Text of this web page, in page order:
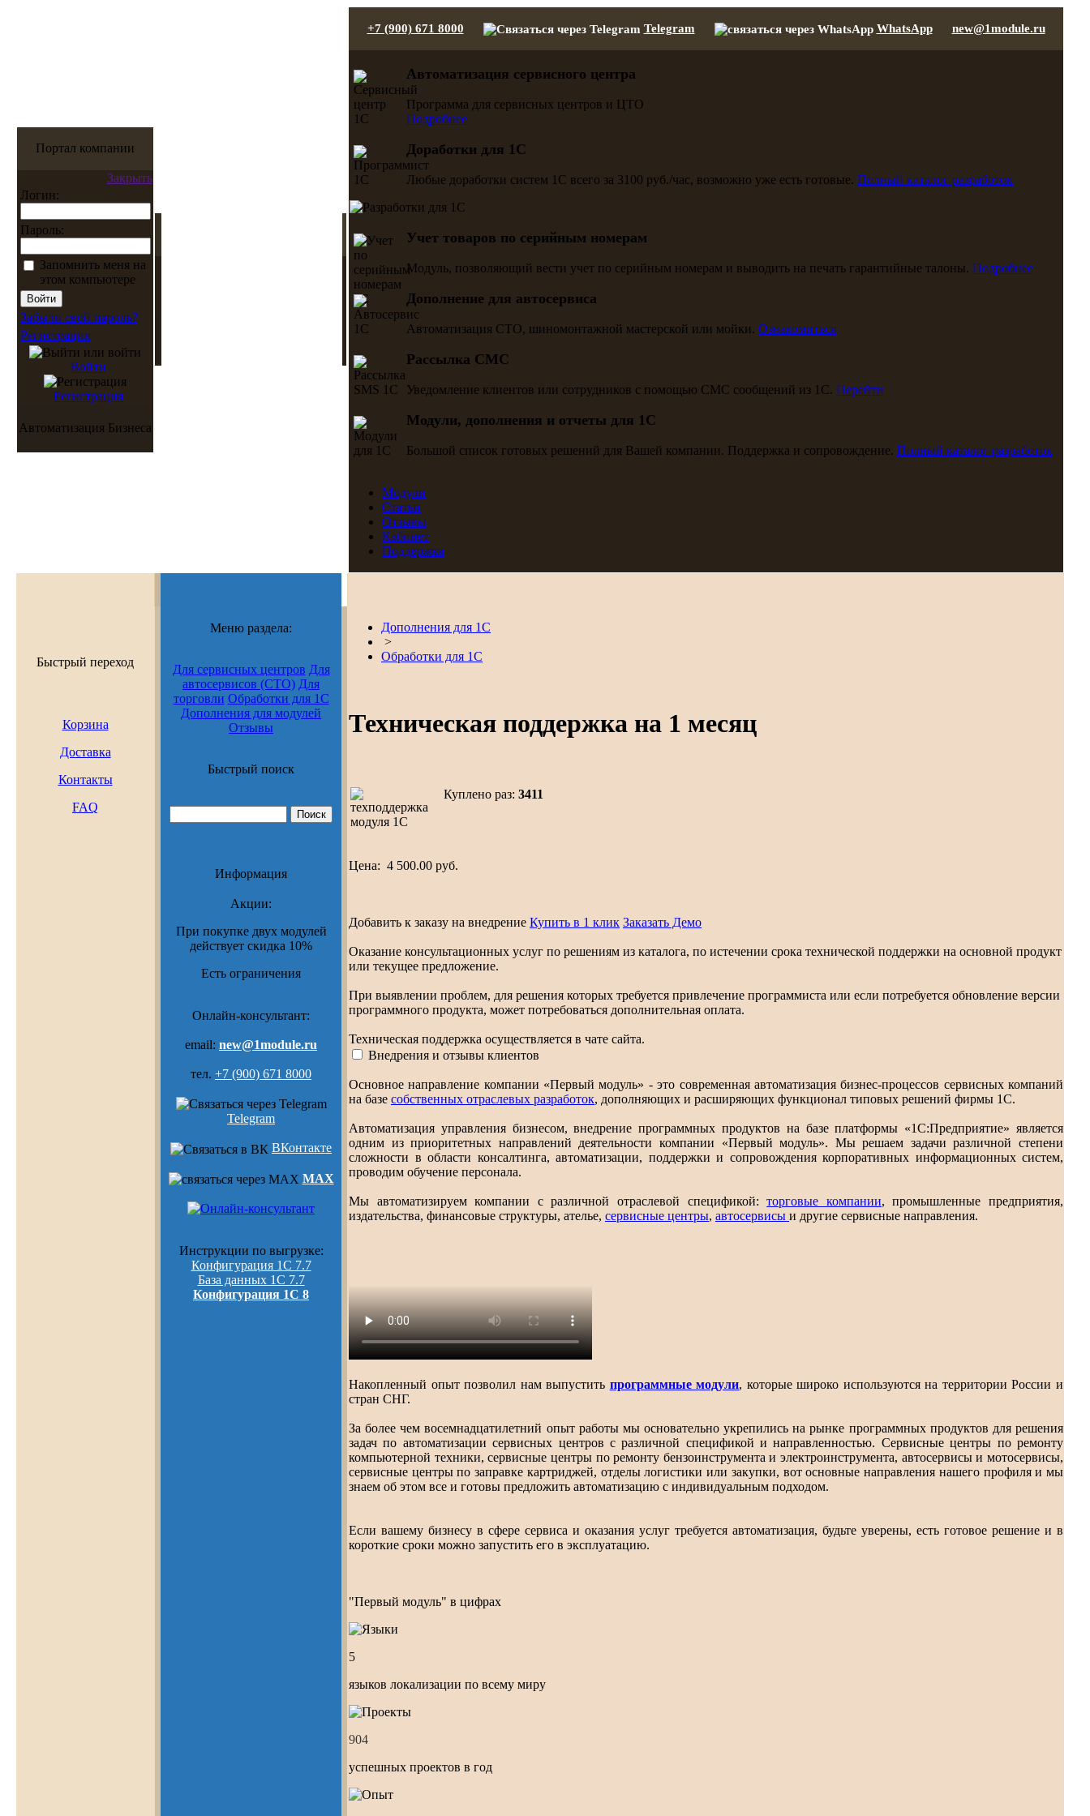
Портал компании
Закрыть
Логин:
Пароль:
Запомнить меня на
этом компьютере
Забыли свой пароль?
Регистрация
Войти
Регистрация
Автоматизация Бизнеса
+7 (900) 671 8000 Telegram WhatsApp new@1module.ru
Автоматизация сервисного центра
Программа для сервисных центров и ЦТО
Подробнее
Доработки для 1С
Любые доработки систем 1С всего за 3100 руб./час, возможно уже есть готовые. Полный каталог разработок
Учет товаров по серийным номерам
Модуль, позволяющий вести учет по серийным номерам и выводить на печать гарантийные талоны. Подробнее
Дополнение для автосервиса
Автоматизация СТО, шиномонтажной мастерской или мойки. Ознакомиться
Рассылка СМС
Уведомление клиентов или сотрудников с помощью СМС сообщений из 1С. Перейти
Модули, дополнения и отчеты для 1С
Большой список готовых решений для Вашей компании. Поддержка и сопровождение. Полный каталог разработок
Модули
Статьи
Отзывы
Кабинет
Поддержка
Быстрый переход
Корзина
Доставка
Контакты
FAQ
Меню раздела:
Для сервисных центров Для
автосервисов (СТО) Для
торговли Обработки для 1С
Дополнения для модулей
Отзывы
Быстрый поиск
Информация
Акции:
При покупке двух модулей
действует скидка 10%
Есть ограничения
Онлайн-консультант:
email: new@1module.ru
тел. +7 (900) 671 8000
Telegram
ВКонтакте
MAX
Инструкции по выгрузке:
Конфигурация 1С 7.7
База данных 1С 7.7
Конфигурация 1С 8
Дополнения для 1С
>
Обработки для 1С
Техническая поддержка на 1 месяц
Куплено раз: 3411
Цена: 4 500.00 руб.
Добавить к заказу на внедрение Купить в 1 клик Заказать Демо
Оказание консультационных услуг по решениям из каталога, по истечении срока технической поддержки на основной продукт
или текущее предложение.
При выявлении проблем, для решения которых требуется привлечение программиста или если потребуется обновление версии
программного продукта, может потребоваться дополнительная оплата.
Техническая поддержка осуществляется в чате сайта.
Внедрения и отзывы клиентов
Основное направление компании «Первый модуль» - это современная автоматизация бизнес-процессов сервисных компаний
на базе собственных отраслевых разработок, дополняющих и расширяющих функционал типовых решений фирмы 1С.
Автоматизация управления бизнесом, внедрение программных продуктов на базе платформы «1С:Предприятие» является
одним из приоритетных направлений деятельности компании «Первый модуль». Мы решаем задачи различной степени
сложности в области консалтинга, автоматизации, поддержки и сопровождения корпоративных информационных систем,
проводим обучение персонала.
Мы автоматизируем компании с различной отраслевой спецификой:торговые компании, промышленные предприятия,
издательства, финансовые структуры, ателье, сервисные центры, автосервисы и другие сервисные направления.
Накопленный опыт позволил нам выпустить программные модули, которые широко используются на территории России и
стран СНГ.
За более чем восемнадцатилетний опыт работы мы основательно укрепились на рынке программных продуктов для решения
задач по автоматизации сервисных центров с различной спецификой и направленностью. Сервисные центры по ремонту
компьютерной техники, сервисные центры по ремонту бензоинструмента и электроинструмента, автосервисы и мотосервисы,
сервисные центры по заправке картриджей, отделы логистики или закупки, вот основные направления нашего профиля и мы
знаем об этом все и готовы предложить автоматизацию с индивидуальным подходом.
Если вашему бизнесу в сфере сервиса и оказания услуг требуется автоматизация, будьте уверены, есть готовое решение и в
короткие сроки можно запустить его в эксплуатацию.
"Первый модуль" в цифрах
5
языков локализации по всему миру
995
успешных проектов в год